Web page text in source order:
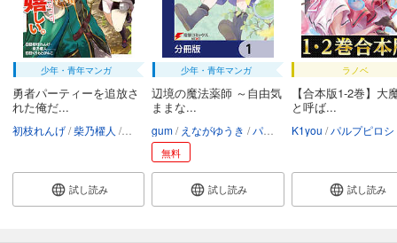
少年・青年マンガ
勇者パーティーを追放さ
れた俺だ...
初枝れんげ 柴乃櫂人 くりもとぴんこ
試し読み
少年・青年マンガ
辺境の魔法薬師 ～自由気
ままな...
gum えながゆうき パルプピロシ
無料
試し読み
ラノベ
【合本版1-2巻】大
と呼ば...
K1you パルプピロシ
試し読み